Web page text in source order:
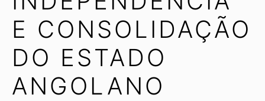
E CONSOLIDAÇÃO
DO ESTADO
ANGOLANO